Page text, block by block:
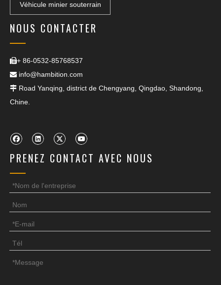
Véhicule minier souterrain
NOUS CONTACTER
+ 86-0532-85768537
 info@hambition.com
 Road Yanqing, district de Chengyang, Qingdao, Shandong,
Chine.
PRENEZ CONTACT AVEC NOUS